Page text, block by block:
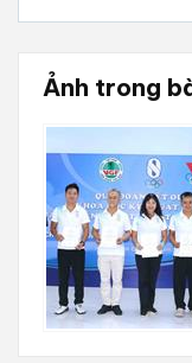
Ảnh trong